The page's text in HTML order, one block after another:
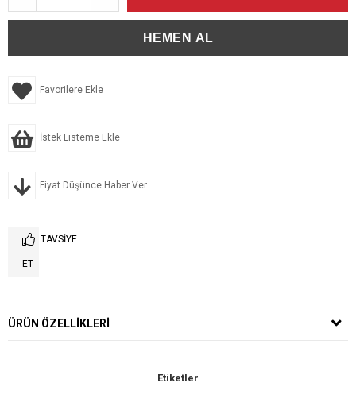
Favorilere Ekle
İstek Listeme Ekle
Fiyat Düşünce Haber Ver
TAVSIYE
ET
ÜRÜN ÖZELLIKLERI
Etiketler